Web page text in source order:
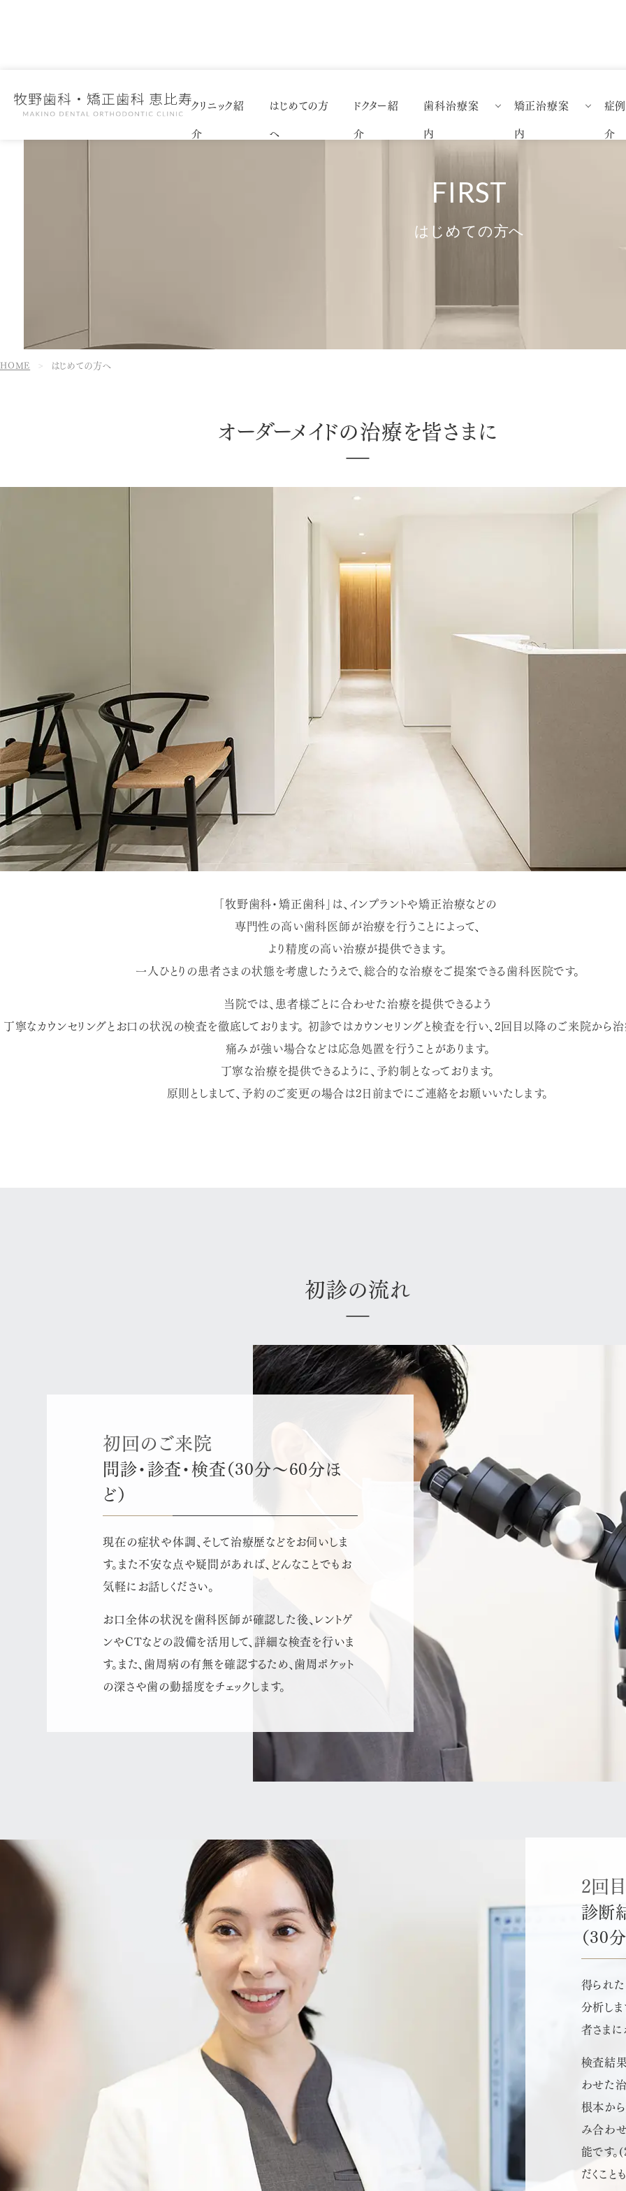
クリニック紹
介
はじめての方
へ
ドクター紹
介
歯科治療案
内
精密虫歯治療
審美歯科
セラミック
ホワイトニング
予防歯科治療
ダイレクトボンディング
ラミネートべニア
矯正治療案
内
矯正歯科特設ページ
矯正治療について
マウスピース矯正（インビザライン）
審美ブラケット矯正
症
介
一般
はじめての方へ
HOME はじめての方へ
オーダーメイドの治療を皆さまに
「牧野歯科・矯正歯科」は、インプラントや矯正治療などの
専門性の高い歯科医師が治療を行うことによって、
より精度の高い治療が提供できます。
一人ひとりの患者さまの状態を考慮したうえで、総合的な治療をご提案できる歯科医院です。
当院では、患者様ごとに合わせた治療を提供できるよう
丁寧なカウンセリングとお口の状況の検査を徹底しております。 初診ではカウンセリングと検査を行い、2回目以降のご来院から治
痛みが強い場合などは応急処置を行うことがあります。
丁寧な治療を提供できるように、予約制となっております。
原則としまして、予約のご変更の場合は2日前までにご連絡をお願いいたします。
初診の流れ
初回のご来院
問診・診査・検査（30分～60分ほ
ど）
現在の症状や体調、そして治療歴などをお伺いしま
す。また不安な点や疑問があれば、どんなことでもお
気軽にお話しください。
お口全体の状況を歯科医師が確認した後、レントゲ
ンやCTなどの設備を活用して、詳細な検査を行いま
す。また、歯周病の有無を確認するため、歯周ポケット
の深さや歯の動揺度をチェックします。
2回
診断
（30
得られ
分析しま
者さまに
検査結
わせた
根本か
み合わ
能です
だくこと